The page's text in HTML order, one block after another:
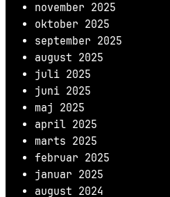
november 2025
oktober 2025
september 2025
august 2025
juli 2025
juni 2025
maj 2025
april 2025
marts 2025
februar 2025
januar 2025
august 2024